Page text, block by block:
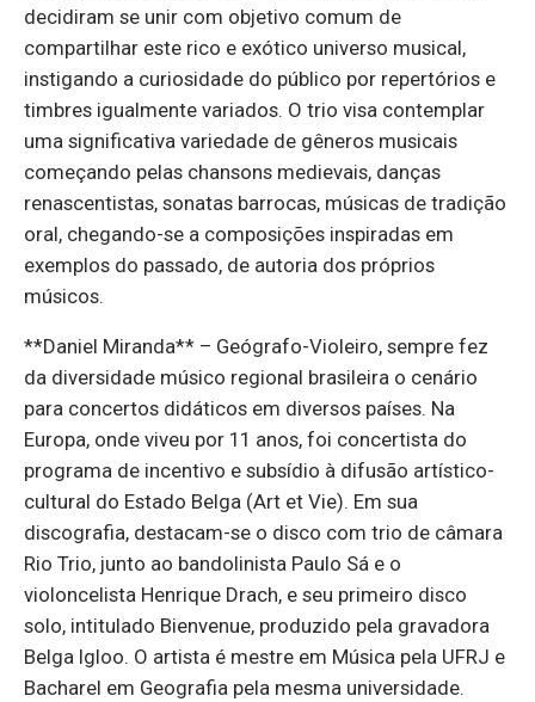
decidiram se unir com objetivo comum de
compartilhar este rico e exótico universo musical,
instigando a curiosidade do público por repertórios e
timbres igualmente variados. O trio visa contemplar
uma significativa variedade de gêneros musicais
começando pelas chansons medievais, danças
renascentistas, sonatas barrocas, músicas de tradição
oral, chegando-se a composições inspiradas em
exemplos do passado, de autoria dos próprios
músicos.
**Daniel Miranda** – Geógrafo-Violeiro, sempre fez
da diversidade músico regional brasileira o cenário
para concertos didáticos em diversos países. Na
Europa, onde viveu por 11 anos, foi concertista do
programa de incentivo e subsídio à difusão artístico-
cultural do Estado Belga (Art et Vie). Em sua
discografia, destacam-se o disco com trio de câmara
Rio Trio, junto ao bandolinista Paulo Sá e o
violoncelista Henrique Drach, e seu primeiro disco
solo, intitulado Bienvenue, produzido pela gravadora
Belga Igloo. O artista é mestre em Música pela UFRJ e
Bacharel em Geografia pela mesma universidade.